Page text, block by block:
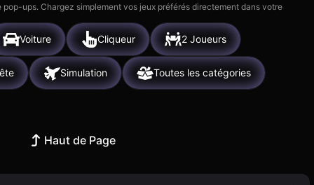
ups. Chargez simplement vos jeux préférés directement dans votre
Voiture Cliqueur 2 Joueurs
Simulation Toutes les catégories
Haut de Page